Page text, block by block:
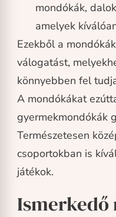
mondókák,
amelyek
Ezekből a
válogatást,
könnyebben fel
A mondókákat
gyermekmondókák
Természetesen
csoportokban is
játékok.